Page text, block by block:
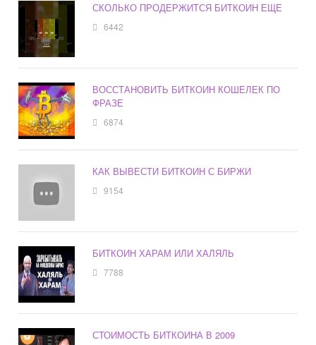
СКОЛЬКО ПРОДЕРЖИТСЯ БИТКОИН ЕЩЕ
6442
ВОССТАНОВИТЬ БИТКОИН КОШЕЛЕК ПО
ФРАЗЕ
6874
КАК ВЫВЕСТИ БИТКОИН С БИРЖИ
9154
БИТКОИН ХАРАМ ИЛИ ХАЛЯЛЬ
7788
СТОИМОСТЬ БИТКОИНА В 2009